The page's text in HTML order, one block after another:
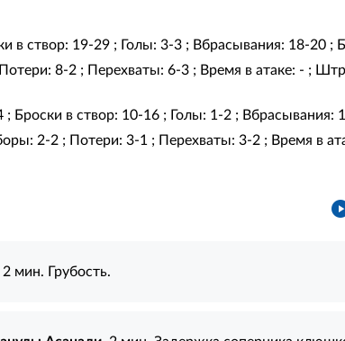
в створ: 19-29 ; Голы: 3-3 ; Вбрасывания: 18-20 ;
8-2 ; Перехваты: 6-3 ; Время в атаке: - ;
Броски в створ: 10-16 ; Голы: 1-2 ; Вбрасывания:
2-2 ; Потери: 3-1 ; Перехваты: 3-2 ; Время в
2 мин. Грубость.